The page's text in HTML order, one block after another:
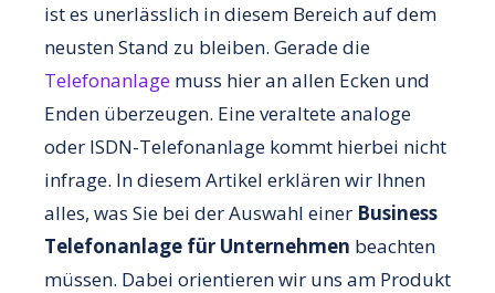
ist es unerlässlich in diesem Bereich auf dem
neusten Stand zu bleiben. Gerade die
Telefonanlage muss hier an allen Ecken und
Enden überzeugen. Eine veraltete analoge
oder ISDN-Telefonanlage kommt hierbei nicht
infrage. In diesem Artikel erklären wir Ihnen
alles, was Sie bei der Auswahl einer Business
Telefonanlage für Unternehmen beachten
müssen. Dabei orientieren wir uns am Produkt